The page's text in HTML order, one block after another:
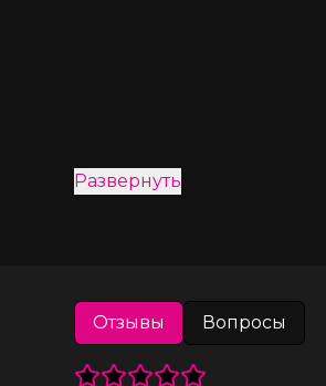
Развернуть
Отзывы Вопросы